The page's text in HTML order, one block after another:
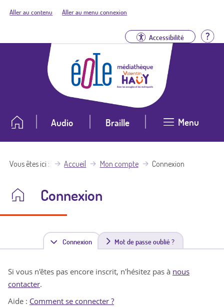
Aller au contenu Aller au menu connexion
Accessibilité
Audio Braille Menu
Vous êtes ici Accueil Mon compte Connexion
Connexion
Connexion(
n
Mot de passe oublié ?
Si vous n'êtes pas encore inscrit, n'hésitez pas à nous
contacter.
Aide : Comment se connecter ?